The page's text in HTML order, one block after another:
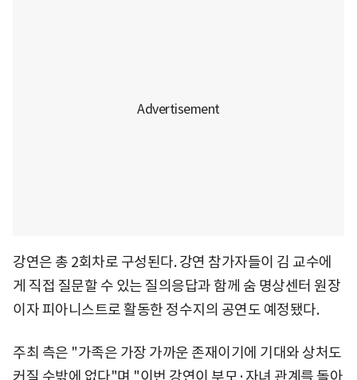
강연은 총 2회차로 구성된다. 강연 참가자들이 김 교수에
게 직접 질문할 수 있는 질의응답과 함께 숨 명상센터 원장
이자 피아니스트로 활동한 정수지의 공연도 예정됐다.
주최 측은 "가족은 가장 가까운 존재이기에 기대와 상처도